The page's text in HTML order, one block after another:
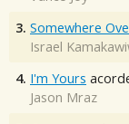
3. Somewhere
Israel
4. I'm Yours
Jason Mraz